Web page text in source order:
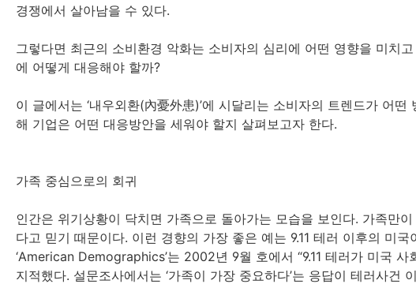
경쟁에서 살아남을 수 있다.
그렇다면 최근의 소비환경 악화는 소비자의 심리에 어떤 영향을 미치
에 어떻게 대응해야 할까?
이 글에서는 ‘내우외환(內憂外患)’에 시달리는 소비자의 트렌드가 어
해 기업은 어떤 대응방안을 세워야 할지 살펴보고자 한다.
가족 중심으로의 회귀
인간은 위기상황이 닥치면 가족으로 돌아가는 모습을 보인다. 가족만
다고 믿기 때문이다. 이런 경향의 가장 좋은 예는 9.11 테러 이후의 미
‘American Demographics’는 2002년 9월 호에서 “9.11 테러가 미국 사
지적했다. 설문조사에서는 ‘가족이 가장 중요하다’는 응답이 테러사건